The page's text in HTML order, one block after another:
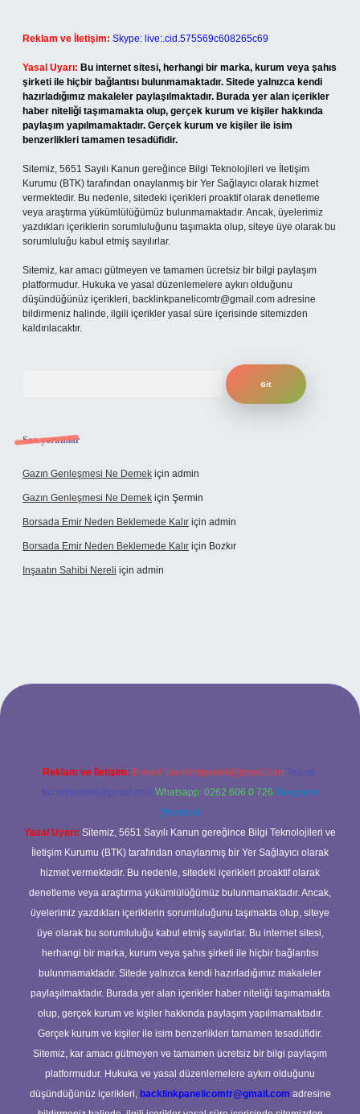
Reklam ve İletişim: Skype: live:.cid.575569c608265c69
Yasal Uyarı: Bu internet sitesi, herhangi bir marka, kurum veya şahıs
şirketi ile hiçbir bağlantısı bulunmamaktadır. Sitede yalnızca kendi
hazırladığımız makaleler paylaşılmaktadır. Burada yer alan içerikler
haber niteliği taşımamakta olup, gerçek kurum ve kişiler hakkında
paylaşım yapılmamaktadır. Gerçek kurum ve kişiler ile isim
benzerlikleri tamamen tesadüfidir.
Sitemiz, 5651 Sayılı Kanun gereğince Bilgi Teknolojileri ve İletişim
Kurumu (BTK) tarafından onaylanmış bir Yer Sağlayıcı olarak hizmet
vermektedir. Bu nedenle, sitedeki içerikleri proaktif olarak denetleme
veya araştırma yükümlülüğümüz bulunmamaktadır. Ancak, üyelerimiz
yazdıkları içeriklerin sorumluluğunu taşımakta olup, siteye üye olarak bu
sorumluluğu kabul etmiş sayılırlar.
Sitemiz, kar amacı gütmeyen ve tamamen ücretsiz bir bilgi paylaşım
platformudur. Hukuka ve yasal düzenlemelere aykırı olduğunu
düşündüğünüz içerikleri, backlinkpanelicomtr@gmail.com adresine
bildirmeniz halinde, ilgili içerikler yasal süre içerisinde sitemizden
kaldırılacaktır.
Son yorumlar
Gazın Genleşmesi Ne Demek için admin
Gazın Genleşmesi Ne Demek için Şermin
Borsada Emir Neden Beklemede Kalır için admin
Borsada Emir Neden Beklemede Kalır için Bozkır
Inşaatın Sahibi Nereli için admin
Reklam ve İletişim: E-mail: backlinkpaneli@gmail.com Teams:
forumhizmeti@gmail.com Whatsapp: 0262 606 0 726 Telegram:
@karabul
Yasal Uyarı: Sitemiz, 5651 Sayılı Kanun gereğince Bilgi Teknolojileri ve
İletişim Kurumu (BTK) tarafından onaylanmış bir Yer Sağlayıcı olarak
hizmet vermektedir. Bu nedenle, sitedeki içerikleri proaktif olarak
denetleme veya araştırma yükümlülüğümüz bulunmamaktadır. Ancak,
üyelerimiz yazdıkları içeriklerin sorumluluğunu taşımakta olup, siteye
üye olarak bu sorumluluğu kabul etmiş sayılırlar. Bu internet sitesi,
herhangi bir marka, kurum veya şahıs şirketi ile hiçbir bağlantısı
bulunmamaktadır. Sitede yalnızca kendi hazırladığımız makaleler
paylaşılmaktadır. Burada yer alan içerikler haber niteliği taşımamakta
olup, gerçek kurum ve kişiler hakkında paylaşım yapılmamaktadır.
Gerçek kurum ve kişiler ile isim benzerlikleri tamamen tesadüfidir.
Sitemiz, kar amacı gütmeyen ve tamamen ücretsiz bir bilgi paylaşım
platformudur. Hukuka ve yasal düzenlemelere aykırı olduğunu
düşündüğünüz içerikleri, backlinkpanelicomtr@gmail.com adresine